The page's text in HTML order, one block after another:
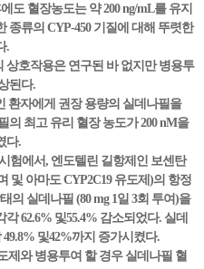
도 혈장농도는 약 200 ng/mL를 유지
종류의 CYP-450 기질에 대해 뚜렷한
.
상호작용은 연구된 바 없지만 병용투
된다.
환자에게 권장 용량의 실데나필을
의 최고 유리 혈장 농도가 200 nM을
다.
험에서, 엔도텔린 길항제인 보센탄
및 아마도 CYP2C19 유도제)의 항정
의 실데나필 (80 mg 1일 3회 투여)을
62.6% 및55.4% 감소되었다. 실데
및42%까지 증가시켰다.
제와 병용투여 할 경우 실데나필 혈